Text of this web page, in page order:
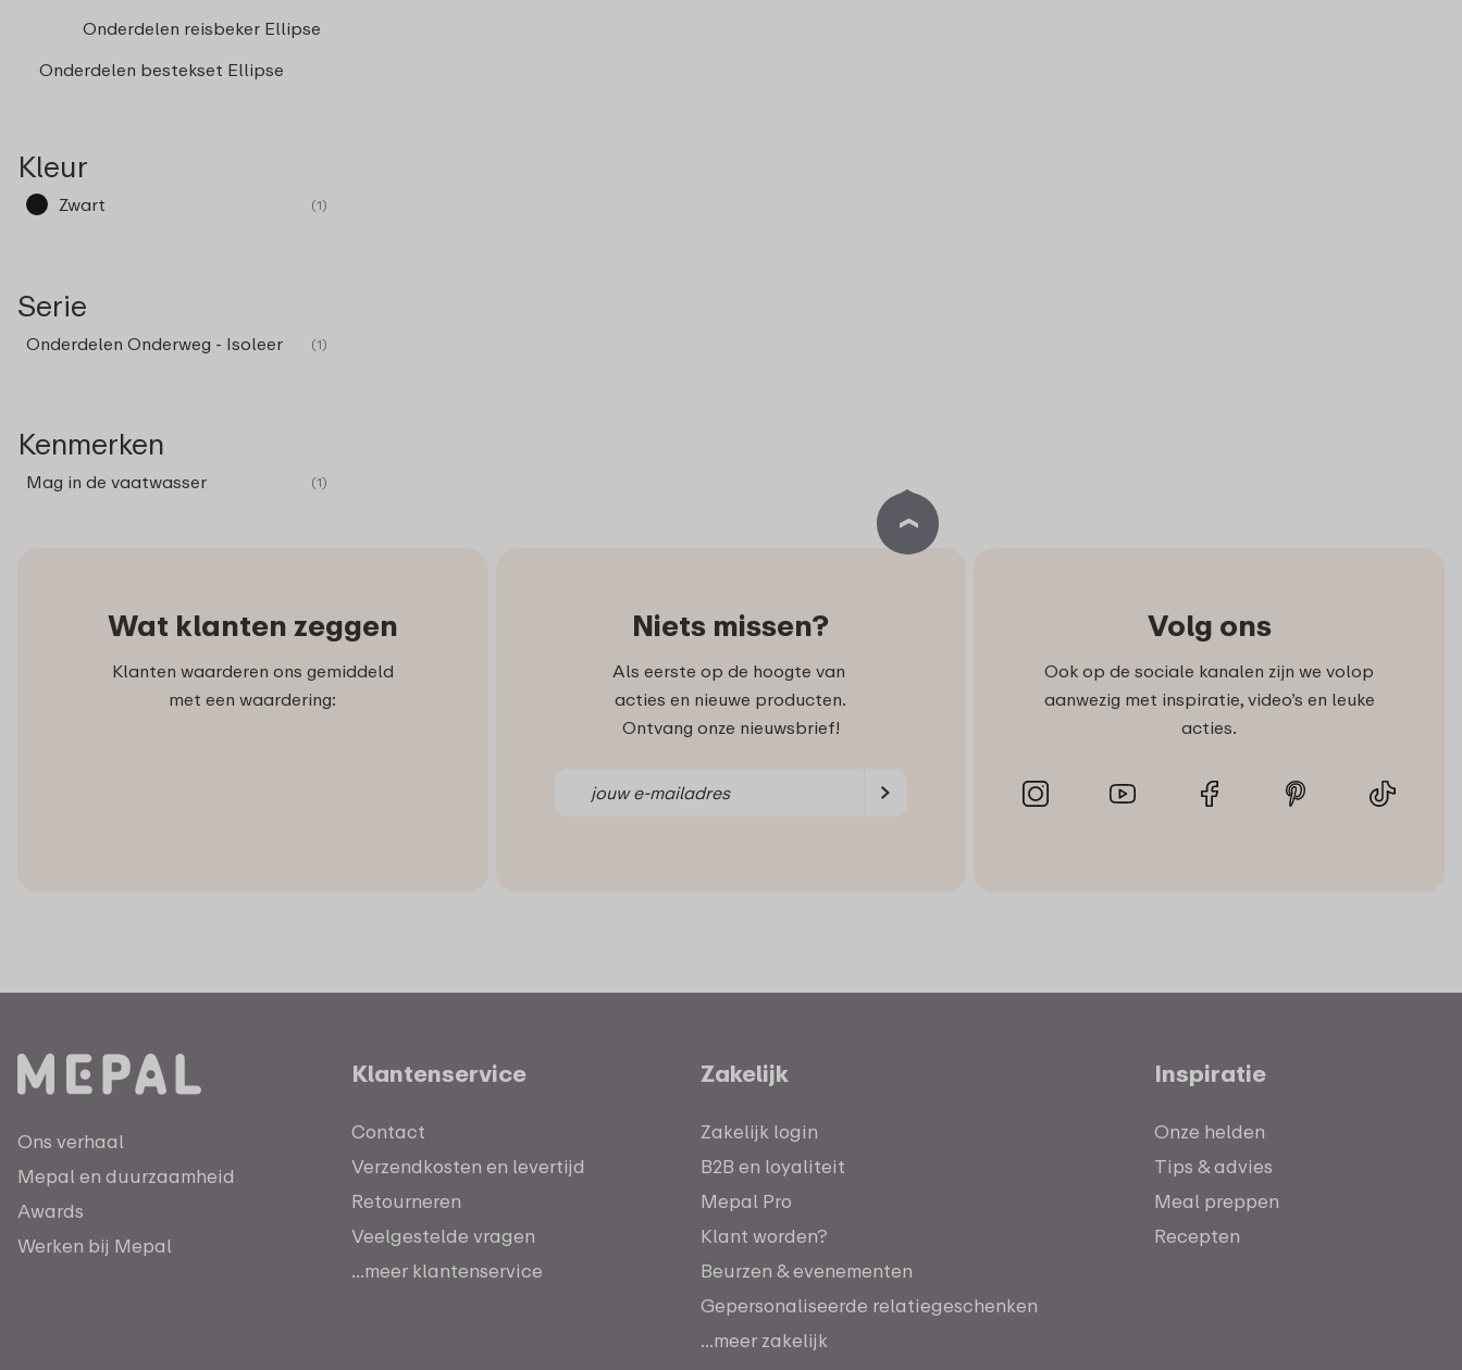
Onderdelen reisbeker Ellipse
Onderdelen bestekset Ellipse
Kleur
Zwart (1)
Serie
Onderdelen Onderweg - Isoleer (1)
Kenmerken
Mag in de vaatwasser (1)
Wat klanten zeggen
Klanten waarderen ons gemiddeld
met een waardering:
Niets missen?
Als eerste op de hoogte van
acties en nieuwe producten.
Ontvang onze nieuwsbrief!
Volg ons
Ook op de sociale kanalen zijn we volop
aanwezig met inspiratie, video’s en leuke
acties.
Ons verhaal
Mepal en duurzaamheid
Awards
Werken bij Mepal
Klantenservice
Contact
Verzendkosten en levertijd
Retourneren
Veelgestelde vragen
...meer klantenservice
Zakelijk
Zakelijk login
B2B en loyaliteit
Mepal Pro
Klant worden?
Beurzen & evenementen
Gepersonaliseerde relatiegeschenken
...meer zakelijk
Inspiratie
Onze helden
Tips & advies
Meal preppen
Recepten